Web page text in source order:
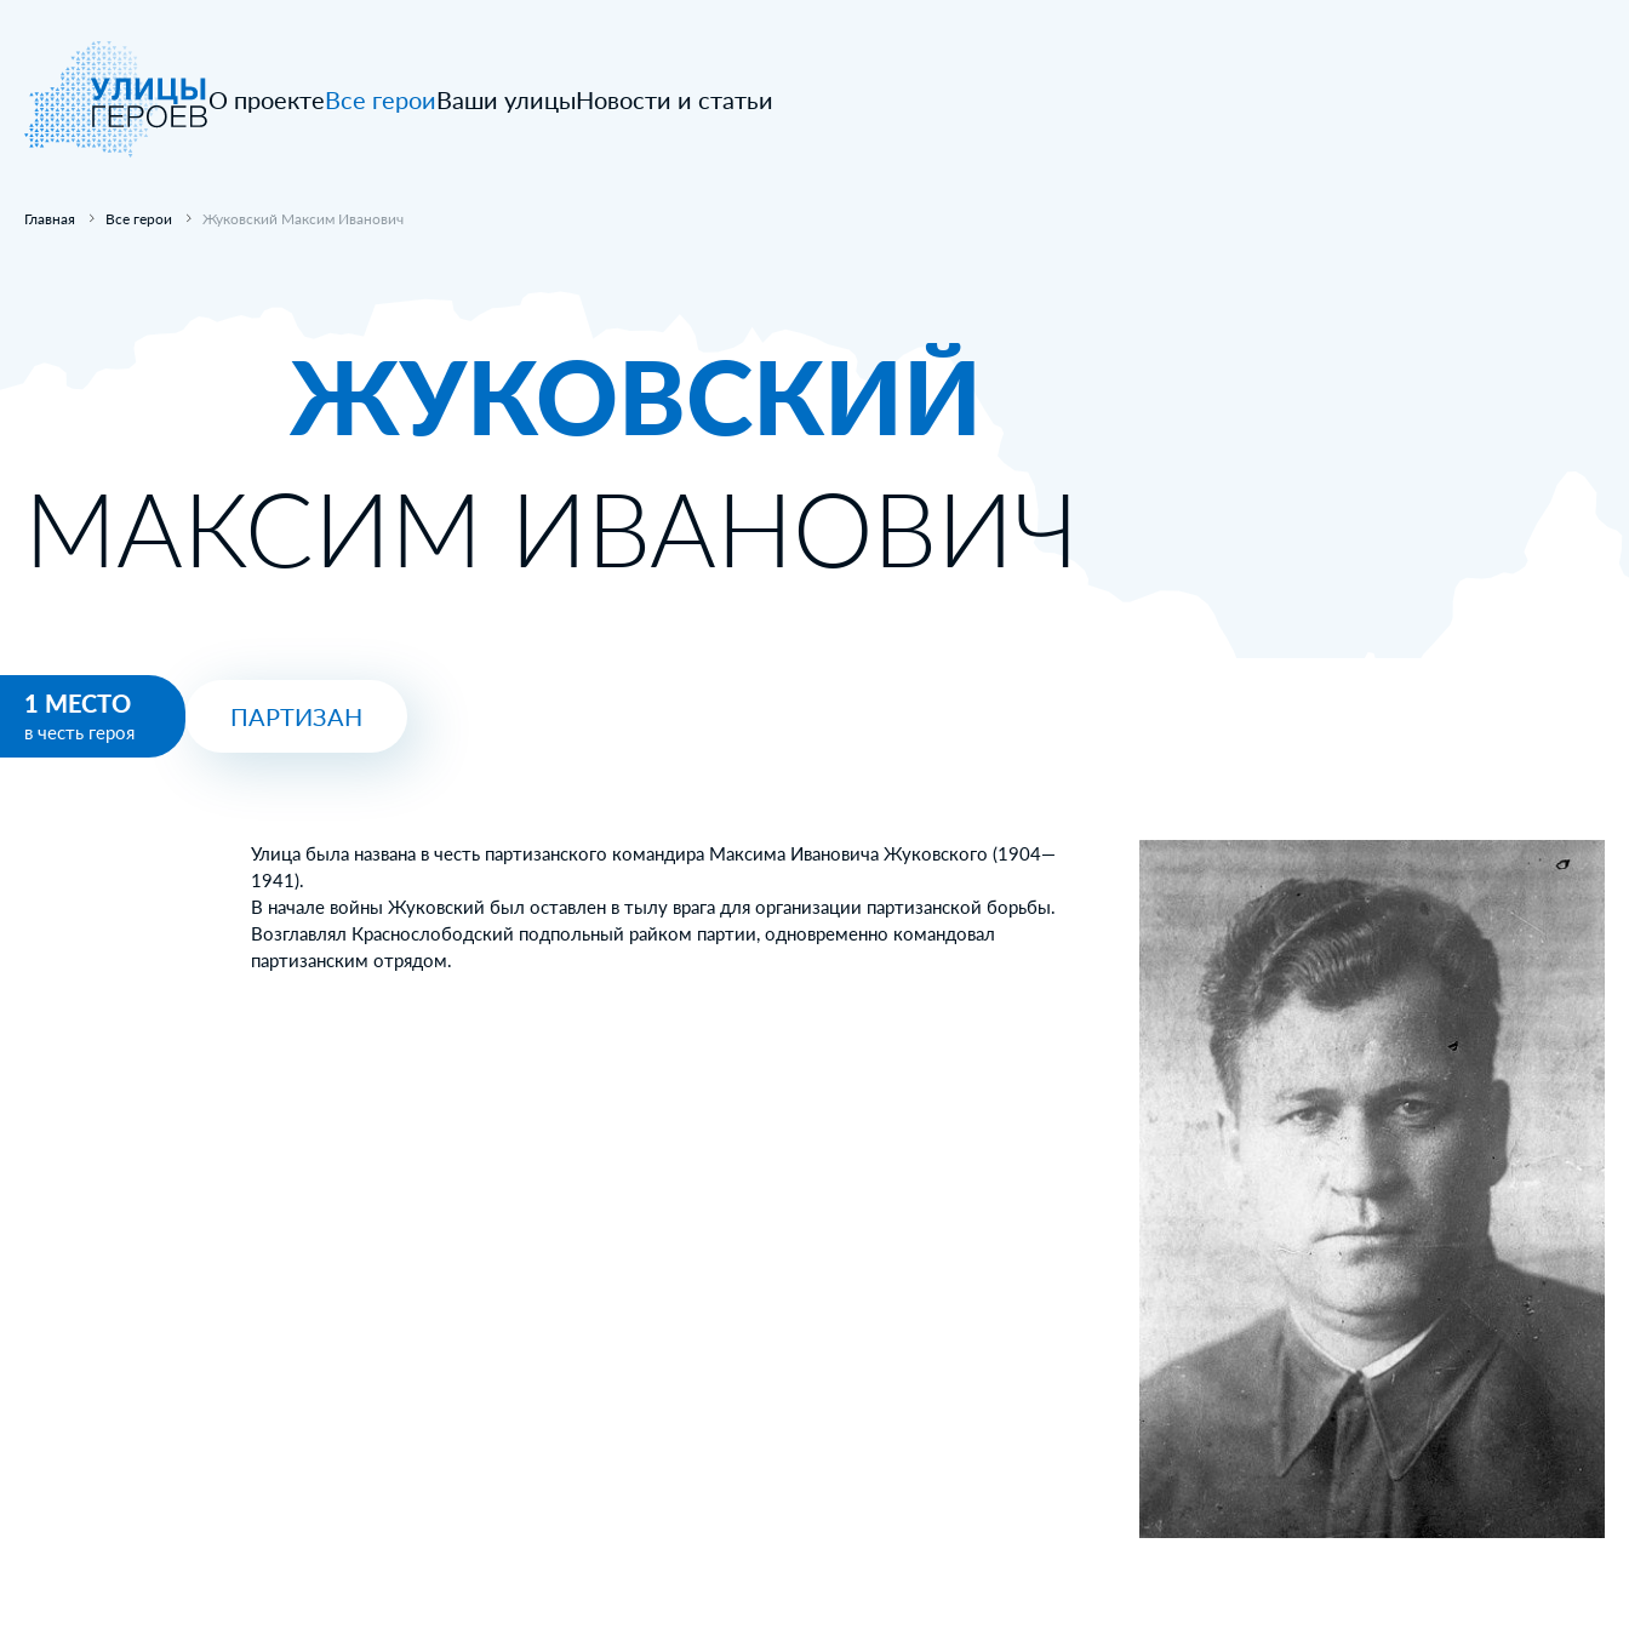
О проектеВсе героиВаши улицыНовости и статьи
Главная Все герои Жуковский Максим Иванович
ЖУКОВСКИЙ
МАКСИМ ИВАНОВИЧ
1 МЕСТО
в честь героя
ПАРТИЗАН
Улица была названа в честь партизанского командира Максима Ивановича Жуковского (1904—
1941).
В начале войны Жуковский был оставлен в тылу врага для организации партизанской борьбы.
Возглавлял Краснослободский подпольный райком партии, одновременно командовал
партизанским отрядом.